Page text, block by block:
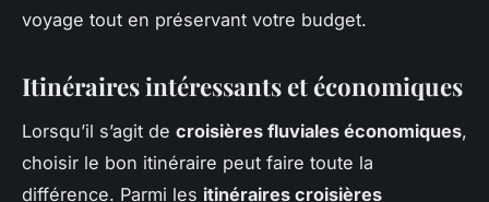
voyage tout en préservant votre budget.
Itinéraires intéressants et économiques
Lorsqu’il s’agit de croisières fluviales économiques,
choisir le bon itinéraire peut faire toute la
différence. Parmi les itinéraires croisières